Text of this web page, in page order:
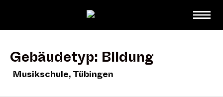
Gebäudetyp: Bildung
Musikschule, Tübingen